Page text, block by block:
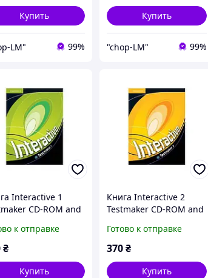
Купить
LM" 99%
Купить
"chop-LM" 99%
Interactive 1
CD-ROM and
University
к отправке
₴
Купить
Книга Interactive 2
Testmaker CD-ROM and
(9781107402140)
Cambridge University
Готово к отправке
370 ₴
Купить